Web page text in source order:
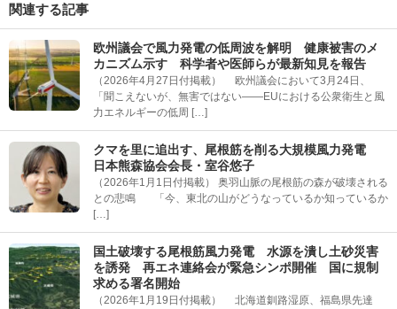
関連する記事
欧州議会で風力発電の低周波を解明 健康被害のメ
カニズム示す 科学者や医師らが最新知見を報告
（2026年4月27日付掲載） 欧州議会において3月24日、
「聞こえないが、無害ではない――EUにおける公衆衛生と風
力エネルギーの低周 […]
クマを里に追出す、尾根筋を削る大規模風力発電
日本熊森協会会長・室谷悠子
（2026年1月1日付掲載） 奥羽山脈の尾根筋の森が破壊される
との悲鳴 「今、東北の山がどうなっているか知っているか
[…]
国土破壊する尾根筋風力発電 水源を潰し土砂災害
を誘発 再エネ連絡会が緊急シンポ開催 国に規制
求める署名開始
（2026年1月19日付掲載） 北海道釧路湿原、福島県先達